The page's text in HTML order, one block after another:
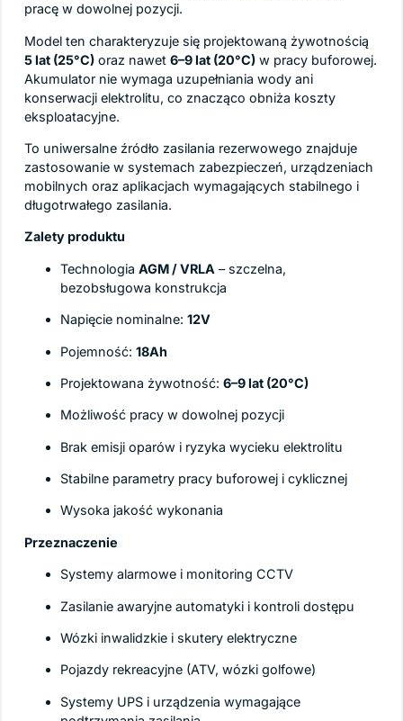
pracę w dowolnej pozycji.
Model ten charakteryzuje się projektowaną żywotnością
5 lat (25°C) oraz nawet 6–9 lat (20°C) w pracy buforowej.
Akumulator nie wymaga uzupełniania wody ani
konserwacji elektrolitu, co znacząco obniża koszty
eksploatacyjne.
To uniwersalne źródło zasilania rezerwowego znajduje
zastosowanie w systemach zabezpieczeń, urządzeniach
mobilnych oraz aplikacjach wymagających stabilnego i
długotrwałego zasilania.
Zalety produktu
Technologia AGM / VRLA – szczelna,
bezobsługowa konstrukcja
Napięcie nominalne: 12V
Pojemność: 18Ah
Projektowana żywotność: 6–9 lat (20°C)
Możliwość pracy w dowolnej pozycji
Brak emisji oparów i ryzyka wycieku elektrolitu
Stabilne parametry pracy buforowej i cyklicznej
Wysoka jakość wykonania
Przeznaczenie
Systemy alarmowe i monitoring CCTV
Zasilanie awaryjne automatyki i kontroli dostępu
Wózki inwalidzkie i skutery elektryczne
Pojazdy rekreacyjne (ATV, wózki golfowe)
Systemy UPS i urządzenia wymagające